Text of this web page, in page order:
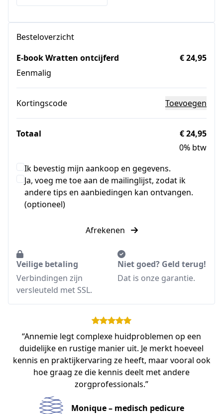
Besteloverzicht
E-book Wratten ontcijferd
Eenmalig
€ 24,95
Kortingscode Toevoegen
Totaal
€ 24,95
0% btw
Ik bevestig mijn aankoop en gegevens.
Ja, voeg me toe aan de mailinglijst, zodat ik
andere tips en aanbiedingen kan ontvangen.
(optioneel)
Afrekenen
Veilige betaling
Verbindingen zijn
versleuteld met SSL.
Niet goed? Geld terug!
Dat is onze garantie.
“Annemie legt complexe huidproblemen op een
duidelijke en rustige manier uit. Je merkt hoeveel
kennis en praktijkervaring ze heeft, maar vooral ook
hoe graag ze die kennis deelt met andere
zorgprofessionals.”
Monique – medisch pedicure